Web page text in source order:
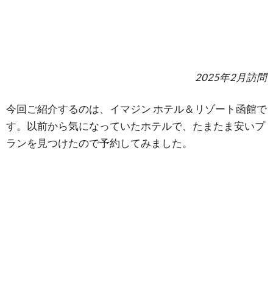
2025年2月訪問
今回ご紹介するのは、イマジン ホテル＆リゾート函館で
す。以前から気になっていたホテルで、たまたま安いプ
ランを見つけたので予約してみました。